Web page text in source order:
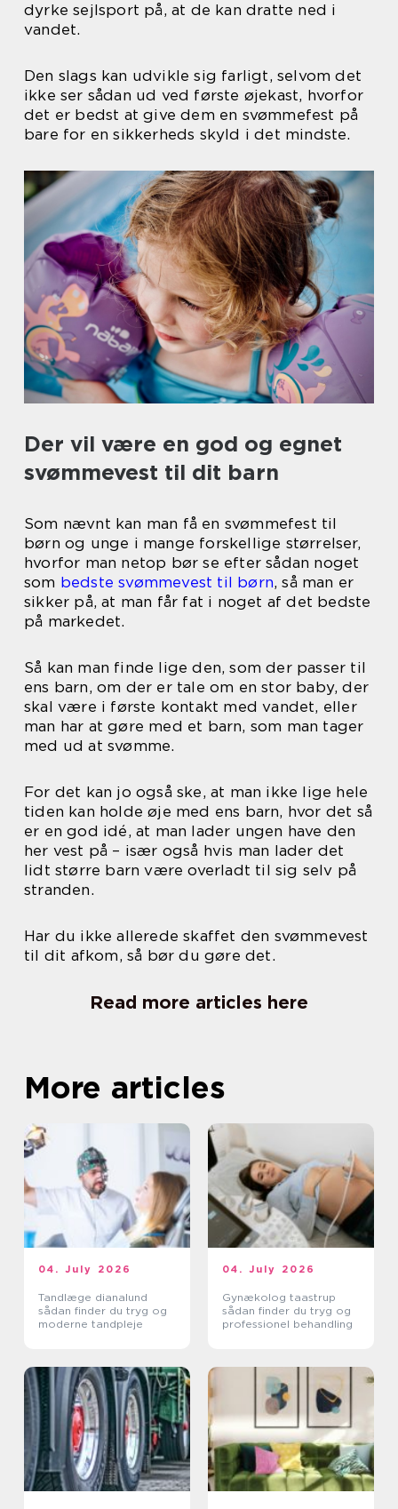
dyrke sejlsport på, at de kan dratte ned i
vandet.
Den slags kan udvikle sig farligt, selvom det
ikke ser sådan ud ved første øjekast, hvorfor
det er bedst at give dem en svømmefest på
bare for en sikkerheds skyld i det mindste.
Der vil være en god og egnet
svømmevest til dit barn
Som nævnt kan man få en svømmefest til
børn og unge i mange forskellige størrelser,
hvorfor man netop bør se efter sådan noget
som bedste svømmevest til børn, så man er
sikker på, at man får fat i noget af det bedste
på markedet.
Så kan man finde lige den, som der passer til
ens barn, om der er tale om en stor baby, der
skal være i første kontakt med vandet, eller
man har at gøre med et barn, som man tager
med ud at svømme.
For det kan jo også ske, at man ikke lige hele
tiden kan holde øje med ens barn, hvor det så
er en god idé, at man lader ungen have den
her vest på – især også hvis man lader det
lidt større barn være overladt til sig selv på
stranden.
Har du ikke allerede skaffet den svømmevest
til dit afkom, så bør du gøre det.
Read more articles here
More articles
04. July 2026
Tandlæge dianalund
sådan finder du tryg og
moderne tandpleje
04. July 2026
Gynækolog taastrup
sådan finder du tryg og
professionel behandling